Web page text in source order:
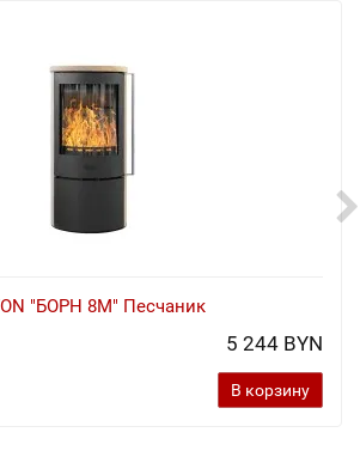
"БОРН 8М" Песчаник
5 244 BYN
В корзину